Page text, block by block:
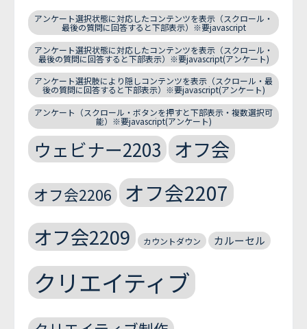
アンケート選択状態に対応したコンテンツを表示（スクロール・
最後の質問に回答すると下部表示）※要javascript
アンケート選択状態に対応したコンテンツを表示（スクロール・
最後の質問に回答すると下部表示）※要javascript(アンケート)
アンケート選択肢により隠しコンテンツを表示（スクロール・最
後の質問に回答すると下部表示）※要javascript(アンケート)
アンケート（スクロール・ボタンを押すと下部表示・複数選択可
能）※要javascript(アンケート)
ウェビナー2203 オフ会
オフ会2206 オフ会2207
オフ会2209 カウントダウン カルーセル
クリエイティブ